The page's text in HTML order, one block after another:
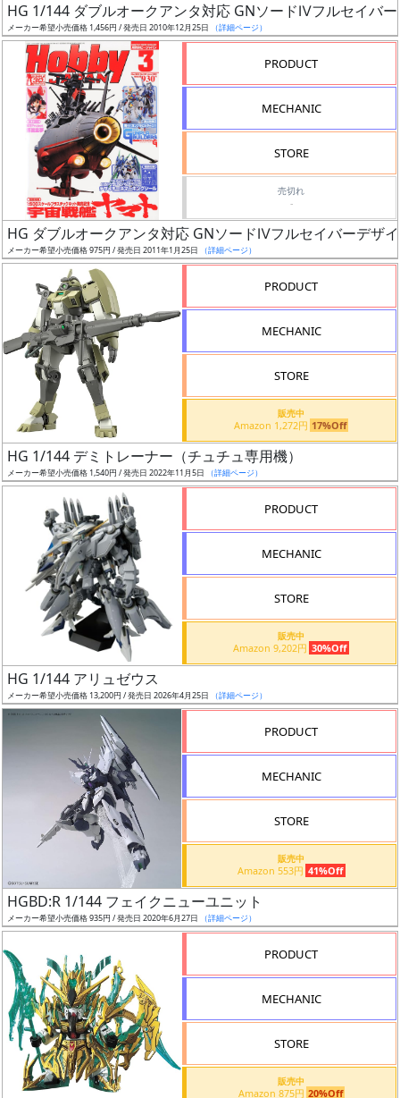
グ
レ
ル
色
ー
ズ・
況
売
抽
選
在
庫
復
活
近
HG 1/144 ダブルオークアンタ対応 GNソードⅣフルセイバー
メーカー希望小売価格 1,456円 / 発売日 2010年12月25日 （詳細ページ）
PRODUCT
MECHANIC
STORE
売切れ
-
HG ダブルオークアンタ対応 GNソードⅣフルセイバーデザ
メーカー希望小売価格 975円 / 発売日 2011年1月25日 （詳細ページ）
PRODUCT
MECHANIC
STORE
販売中
Amazon 1,272円 17%Off
HG 1/144 デミトレーナー（チュチュ専用機）
メーカー希望小売価格 1,540円 / 発売日 2022年11月5日 （詳細ページ）
PRODUCT
MECHANIC
STORE
販売中
Amazon 9,202円 30%Off
HG 1/144 アリュゼウス
メーカー希望小売価格 13,200円 / 発売日 2026年4月25日 （詳細ページ）
PRODUCT
MECHANIC
STORE
販売中
Amazon 553円 41%Off
HGBD:R 1/144 フェイクニューユニット
メーカー希望小売価格 935円 / 発売日 2020年6月27日 （詳細ページ）
PRODUCT
MECHANIC
STORE
販売中
Amazon 875円 20%Off